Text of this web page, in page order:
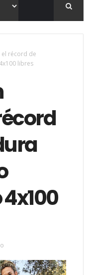
el récord de
libres